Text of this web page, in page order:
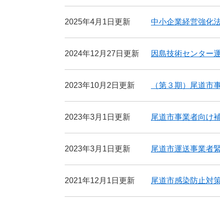
2025年4月1日更新 中小企業経営強化
2024年12月27日更新 因島技術センター
2023年10月2日更新 （第３期）尾道市
2023年3月1日更新 尾道市事業者向け
2023年3月1日更新 尾道市運送事業者
2021年12月1日更新 尾道市感染防止対